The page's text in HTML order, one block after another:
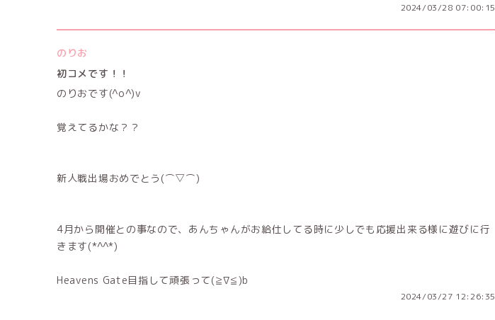
2024/03/28 07:00:15
のりお
初コメです！！
のりおです(^o^)v
覚えてるかな？？
新人戦出場おめでとう(⌒▽⌒)
4月から開催との事なので、あんちゃんがお給仕してる時に少しでも応援出来る様に遊びに行
きます(*^^*)
Heavens Gate目指して頑張って(≧∇≦)b
2024/03/27 12:26:35